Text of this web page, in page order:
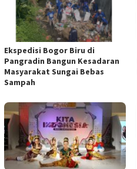
Ekspedisi Bogor Biru di
Pangradin Bangun Kesadaran
Masyarakat Sungai Bebas
Sampah